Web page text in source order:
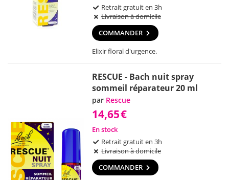
Retrait gratuit en 3h
Livraison à domicile
COMMANDER
Elixir floral d'urgence.
RESCUE - Bach nuit spray
sommeil réparateur 20 ml
par Rescue
14,65€
En stock
Retrait gratuit en 3h
Livraison à domicile
COMMANDER